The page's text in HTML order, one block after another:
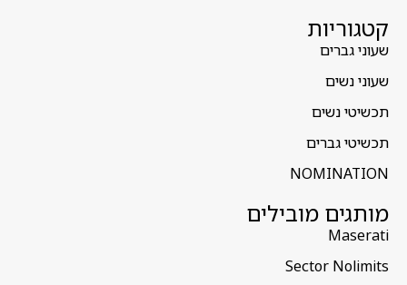
קטגוריות
שעוני גברים
שעוני נשים
תכשיטי נשים
תכשיטי גברים
NOMINATION
מותגים מובילים
Maserati
Sector Nolimits